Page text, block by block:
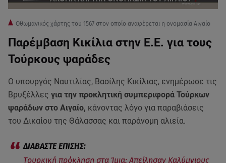
Οθωμανικός χάρτης του 1567 στον οποίο αναφέρεται η ονομασία Αιγαίο
Παρέμβαση Κικίλια στην Ε.Ε. για τους
Τούρκους ψαράδες
Ο υπουργός Ναυτιλίας, Βασίλης Κικίλιας, ενημέρωσε τις
Βρυξέλλες για την προκλητική συμπεριφορά Τούρκων
ψαράδων στο Αιγαίο, κάνοντας λόγο για παραβιάσεις
του Δικαίου της Θάλασσας και παράνομη αλιεία.
Tουρκική πρόκληση στα Ίμια: Απείλησαν Καλύμνιους